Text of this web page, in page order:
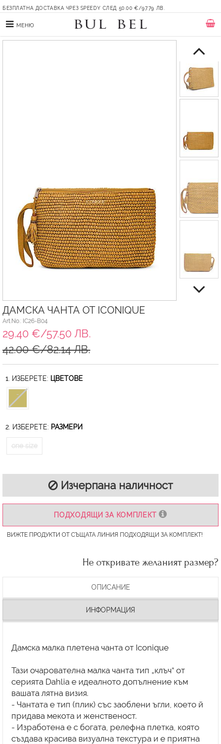
БЕЗПЛАТНА ДОСТАВКА ЧРЕЗ SPEEDY СЛЕД 50.00 €/97.79 ЛВ.
МЕНЮ
ДАМСКА ЧАНТА ОТ ICONIQUE
Art.No.: IC26-B04
29.40 €/57.50 ЛВ.
42.00 €/82.14 ЛВ.
1. ИЗБЕРЕТЕ: ЦВЕТОВЕ
2. ИЗБЕРЕТЕ: РАЗМЕРИ
one size
Изчерпана наличност
ПОДХОДЯЩИ ЗА КОМПЛЕКТ
ВИЖТЕ ПРОДУКТИ ОТ СЪЩАТА ЛИНИЯ ПОДХОДЯЩИ ЗА КОМПЛЕКТ!
Не откривате желаният размер?
ОПИСАНИЕ
ИНФОРМАЦИЯ
Дамска малка плетена чанта от Iconique
Тази очарователна малка чанта тип „клъч“ от
серията Dahlia е идеалното допълнение към
вашата лятна визия.
- Чантата е тип (плик) със заоблени ъгли, което й
придава мекота и женственост.
- Изработена е с богата, релефна плетка, която
създава красива визуална текстура и е приятна